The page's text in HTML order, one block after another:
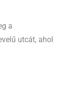
a
utcát, ahol